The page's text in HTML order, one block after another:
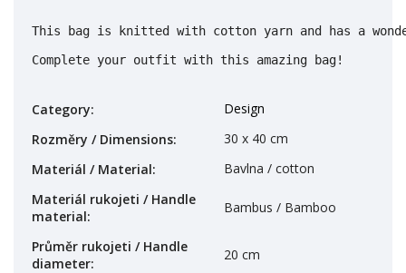
This bag is knitted with cotton yarn and has a
Complete your outfit with this amazing bag!
Category:
Design
Rozměry / Dimensions:
30 x 40 cm
Materiál / Material:
Bavlna / cotton
Materiál rukojeti / Handle
material:
Bambus / Bamboo
Průměr rukojeti / Handle
diameter:
20 cm